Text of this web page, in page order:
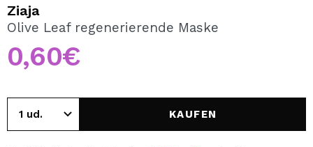
REGISTRIEREN
Durch die Erstellung eines Kontos bei Maquillalia.de
können Sie Ihre Einkäufe schnell tätigen, den Status Ihrer
Ziaja
Olive Leaf regenerierende Maske
0,60€
KAUFEN